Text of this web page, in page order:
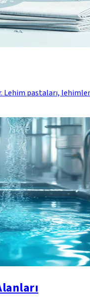
Lehim pastaları,